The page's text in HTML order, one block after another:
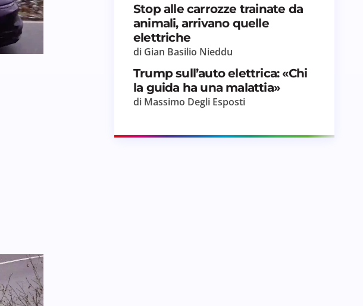
Stop alle carrozze trainate da
animali, arrivano quelle
elettriche
di Gian Basilio Nieddu
Trump sull’auto elettrica: «Chi
la guida ha una malattia»
di Massimo Degli Esposti